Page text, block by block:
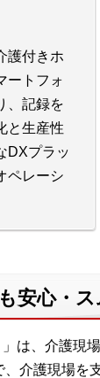
護付きホ
ートフォ
、記録を
と生産性
DXプラッ
ペレーシ
安心・
は、介護
介護現場